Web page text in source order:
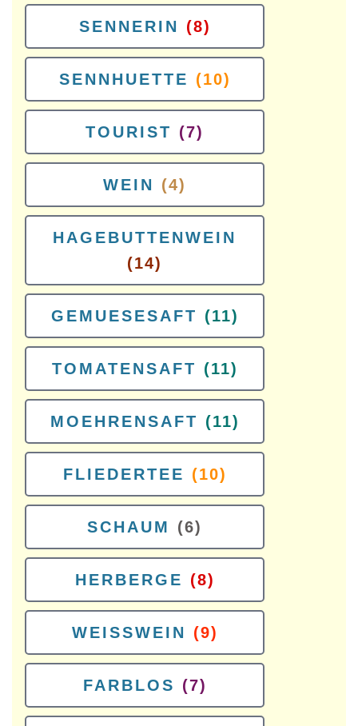
SENNERIN (8)
SENNHUETTE (10)
TOURIST (7)
WEIN (4)
HAGEBUTTENWEIN
(14)
GEMUESESAFT (11)
TOMATENSAFT (11)
MOEHRENSAFT (11)
FLIEDERTEE (10)
SCHAUM (6)
HERBERGE (8)
WEISSWEIN (9)
FARBLOS (7)